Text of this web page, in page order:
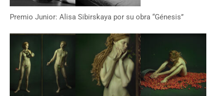
Premio Junior: Alisa Sibirskaya por su obra “Génesis”